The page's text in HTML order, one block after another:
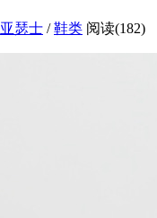
亚瑟士 /鞋类 阅读(182)